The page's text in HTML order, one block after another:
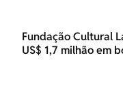
Fundação Cultural
US$ 1,7 milhão em